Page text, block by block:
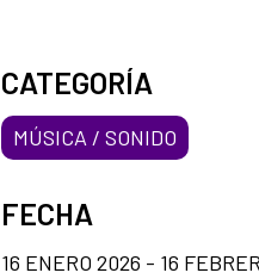
CATEGORÍA
MÚSICA / SONIDO
FECHA
16 ENERO 2026 - 16